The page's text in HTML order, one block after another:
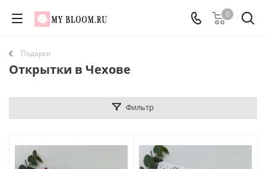
0
Подарки
Открытки в Чехове
Фильтр